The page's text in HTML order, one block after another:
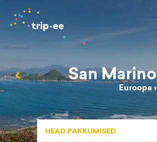
‹ San Marino
Euroopa ›
HEAD PAKKUMISED